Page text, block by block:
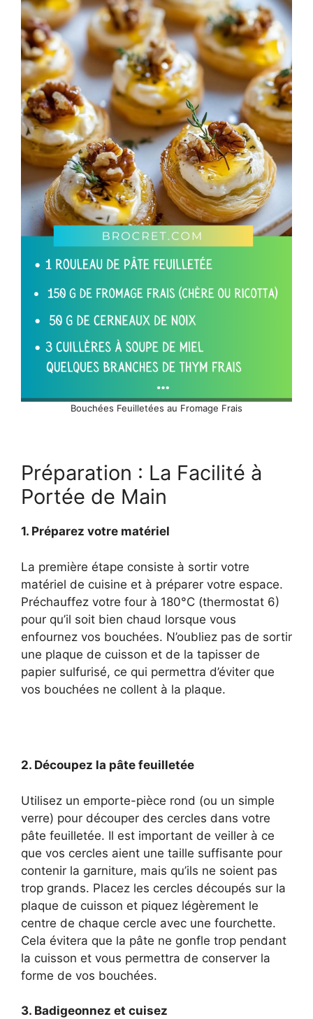
Bouchées Feuilletées au Fromage Frais
Préparation : La Facilité à
Portée de Main
1. Préparez votre matériel
La première étape consiste à sortir votre
matériel de cuisine et à préparer votre espace.
Préchauffez votre four à 180°C (thermostat 6)
pour qu’il soit bien chaud lorsque vous
enfournez vos bouchées. N’oubliez pas de sortir
une plaque de cuisson et de la tapisser de
papier sulfurisé, ce qui permettra d’éviter que
vos bouchées ne collent à la plaque.
2. Découpez la pâte feuilletée
Utilisez un emporte-pièce rond (ou un simple
verre) pour découper des cercles dans votre
pâte feuilletée. Il est important de veiller à ce
que vos cercles aient une taille suffisante pour
contenir la garniture, mais qu’ils ne soient pas
trop grands. Placez les cercles découpés sur la
plaque de cuisson et piquez légèrement le
centre de chaque cercle avec une fourchette.
Cela évitera que la pâte ne gonfle trop pendant
la cuisson et vous permettra de conserver la
forme de vos bouchées.
3. Badigeonnez et cuisez